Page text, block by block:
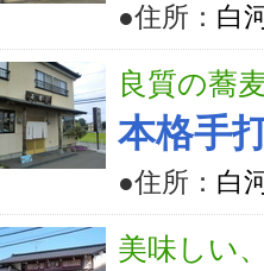
●住所： 白
良質の蕎
本格手
●住所： 白
美味しい